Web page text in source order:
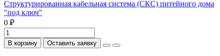
Структурированная кабельная система (СКС) питейного дома
"под ключ"
0 ₽
В корзину Оставить заявку